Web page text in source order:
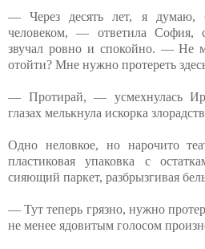
— Через десять лет, я думаю,
человеком, — ответила София,
звучал ровно и спокойно. — Не
отойти? Мне нужно протереть
— Протирай, — усмехнулась
глазах мелькнула искорка
Одно неловкое, но нарочито
пластиковая упаковка с
сияющий паркет, разбрызгивая
— Тут теперь грязно, нужно
не менее ядовитым голосом